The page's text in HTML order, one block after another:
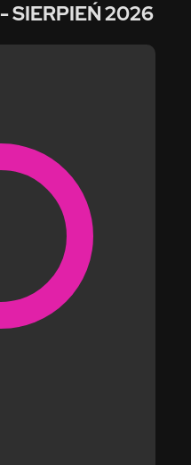
- SIERPIEŃ 2026